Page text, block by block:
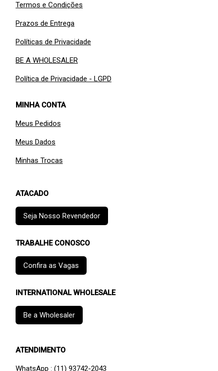
Termos e Condições
Prazos de Entrega
Políticas de Privacidade
BE A WHOLESALER
Política de Privacidade - LGPD
MINHA CONTA
Meus Pedidos
Meus Dados
Minhas Trocas
ATACADO
Seja Nosso Revendedor
TRABALHE CONOSCO
Confira as Vagas
INTERNATIONAL WHOLESALE
Be a Wholesaler
ATENDIMENTO
WhatsApp : (11) 93742-2043